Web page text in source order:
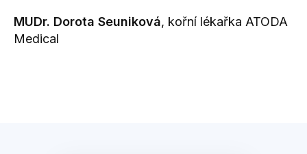
MUDr. Dorota Seuniková, kořní lékařka ATODA
Medical